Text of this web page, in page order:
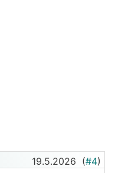
19.5.2026 (#4)